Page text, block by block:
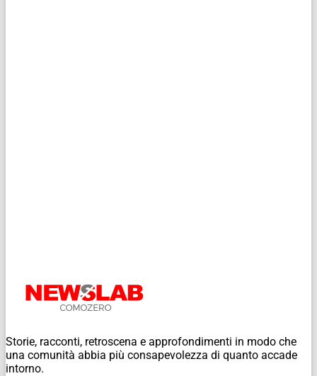
Storie, racconti, retroscena e approfondimenti in modo che
una comunità abbia più consapevolezza di quanto accade
intorno.